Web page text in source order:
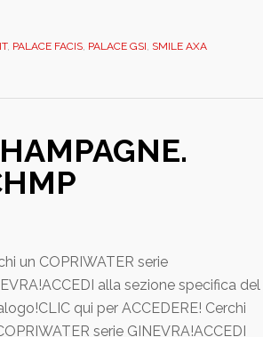
copriwater
, PALACE FACIS, PALACE GSI, SMILE AXA
un COPRIWATER serie
alla sezione specifica del
qui per ACCEDERE! Cerchi
serie GINEVRA!ACCEDI